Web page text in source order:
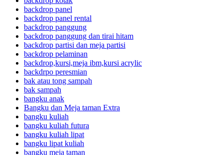
backdrop panel
backdrop panel rental
backdrop panggung
backdrop panggung dan tirai hitam
backdrop partisi dan meja partisi
backdrop pelaminan
backdrop,kursi,meja ibm,kursi acrylic
backdrpo peresmian
bak atau tong sampah
bak sampah
bangku anak
Bangku dan Meja taman Extra
bangku kuliah
bangku kuliah futura
bangku kuliah lipat
bangku lipat kuliah
bangku meja taman